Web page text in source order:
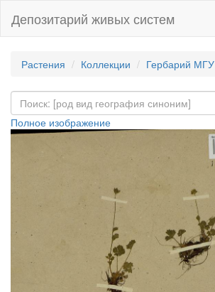
Депозитарий живых систем
Растения Коллекции Гербарий МГУ
Полное изображение